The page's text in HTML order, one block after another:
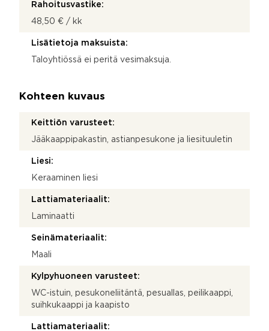
Rahoitusvastike:
48,50 € / kk
Lisätietoja maksuista:
Taloyhtiössä ei peritä vesimaksuja.
Kohteen kuvaus
Keittiön varusteet:
Jääkaappipakastin, astianpesukone ja liesituuletin
Liesi:
Keraaminen liesi
Lattiamateriaalit:
Laminaatti
Seinämateriaalit:
Maali
Kylpyhuoneen varusteet:
WC-istuin, pesukoneliitäntä, pesuallas, peilikaappi,
suihkukaappi ja kaapisto
Lattiamateriaalit: